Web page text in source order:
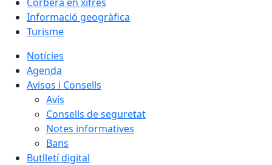
Informació geogràfica
Turisme
Notícies
Agenda
Avisos i Consells
Avís
Consells de seguretat
Notes informatives
Bans
Butlletí digital